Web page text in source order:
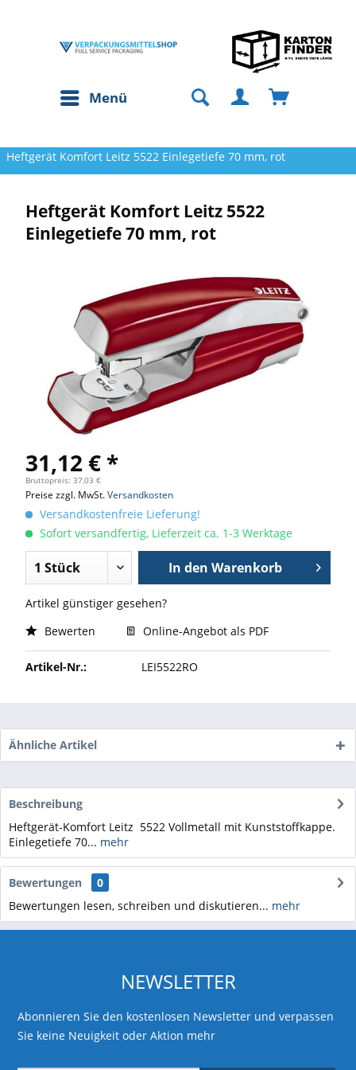
Menü
Heftgerät Komfort Leitz 5522 Einlegetiefe 70 mm, rot
Heftgerät Komfort Leitz 5522
Einlegetiefe 70 mm, rot
31,12 € *
Bruttopreis: 37,03 €
Preise zzgl. MwSt.Versandkosten
Versandkostenfreie Lieferung!
Sofort versandfertig, Lieferzeit ca. 1-3 Werktage
In den Warenkorb
Artikel günstiger gesehen?
Bewerten
Online-Angebot als PDF
Artikel-Nr.: LEI5522RO
Ähnliche Artikel
Beschreibung
Heftgerät-Komfort Leitz 5522 Vollmetall mit Kunststoffkappe.
Einlegetiefe 70... mehr
Bewertungen
0
Bewertungen lesen, schreiben und diskutieren... mehr
NEWSLETTER
Abonnieren Sie den kostenlosen Newsletter und verpassen
Sie keine Neuigkeit oder Aktion mehr